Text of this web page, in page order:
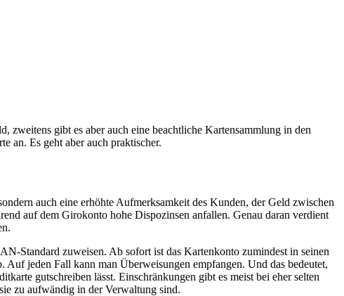
gibt es aber auch eine beachtliche Kartensammlung in den
an. Es geht aber auch praktischer.
auch eine erhöhte Aufmerksamkeit des Kunden, der Geld zwischen
auf dem Girokonto hohe Dispozinsen anfallen. Genau daran verdient
Standard zuweisen. Ab sofort ist das Kartenkonto zumindest in seinen
jeden Fall kann man Überweisungen empfangen. Und das bedeutet,
gutschreiben lässt. Einschränkungen gibt es meist bei eher selten
zu aufwändig in der Verwaltung sind.